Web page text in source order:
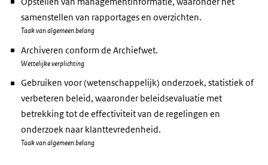
samenstellen van rapportages en overzichten.
Taak van algemeen belang
Archiveren conform de Archiefwet.
Wettelijke verplichting
Gebruiken voor (wetenschappelijk) onderzoek, statistiek of
verbeteren beleid, waaronder beleidsevaluatie met
betrekking tot de effectiviteit van de regelingen en
onderzoek naar klanttevredenheid.
Taak van algemeen belang